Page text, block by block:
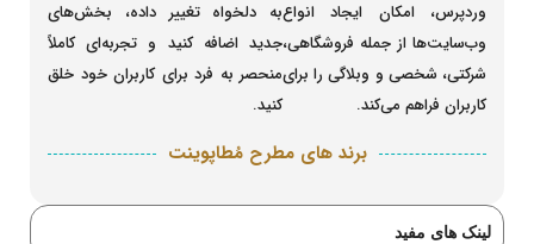
لینک های مفید
وردپرس، امکان ایجاد انواع
وب‌سایت‌ها از جمله فروشگاهی،
شرکتی، شخصی و وبلاگی را برای
کاربران فراهم می‌کند.
به دلخواه تغییر داده، بخش‌های
جدید اضافه کنید و تجربه‌ای کاملاً
منحصر به فرد برای کاربران خود خلق
کنید.
برند های مطرح مُطاپوینت